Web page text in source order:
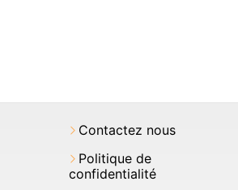
Contactez nous
Politique de
confidentialité